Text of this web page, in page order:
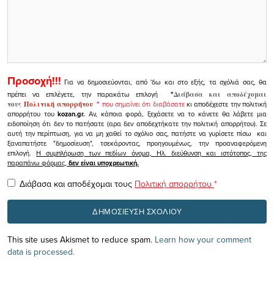
Προσοχή!!! Για να δημοσιεύονται, από 'δω και στο εξής, τα σχόλιά σας, θα
πρέπει να επιλέγετε, την παρακάτω επιλογή
"Διάβασα και αποδέχομαι
τουςΠολιτική απορρήτου" που σημαίνει ότι διαβάσατεκι αποδέχεστε την πολιτική
απορρήτου τουkozan.gr. Αν, κάποια φορά, ξεχάσετε να το κάνετε θα λάβετε μια
ειδοποίηση ότι δεν το πατήσατε (αρα δεν αποδεχτήκατε την πολιτική απορρήτου). Σε
αυτή την περίπτωση, για να μη χαθεί το σχόλιο σας, πατήστε να γυρίσετε πίσω και
ξαναπατήστε "δημοσίευση", τσεκάροντας, προηγουμένως, την προαναφερόμενη
επιλογή.Η συμπλήρωση των πεδίων όνομα, Ηλ. διεύθυνση και ιστότοπος, της
παραπάνω φόρμας, δεν είναι υποχρεωτική.
Διάβασα και αποδέχομαι τους Πολιτική απορρήτου *
This site uses Akismet to reduce spam. Learn how your comment
data is processed.